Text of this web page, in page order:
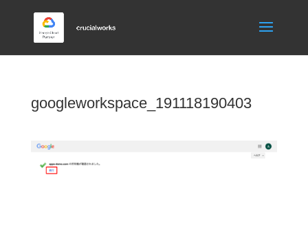
googleworkspace_191118190403